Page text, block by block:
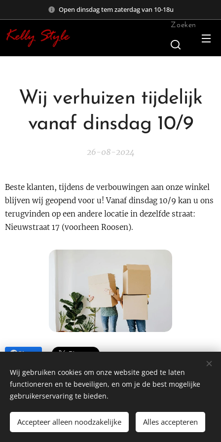
Open dinsdag tem zaterdag van 10-18u
Zoeken
Wij verhuizen tijdelijk
vanaf dinsdag 10/9
26-08-2024
Beste klanten, tijdens de verbouwingen aan onze winkel
blijven wij geopend voor u! Vanaf dinsdag 10/9 kan u ons
terugvinden op een andere locatie in dezelfde straat:
Nieuwstraat 17 (voorheen Roosen).
Share
© 2026 Kelly Style bv
Website bydry.media Cookies
Wij gebruiken cookies om onze website goed te laten
functioneren en te beveiligen, en om je de best mogelijke
gebruikerservaring te bieden.
Accepteer alleen noodzakelijke Alles accepteren